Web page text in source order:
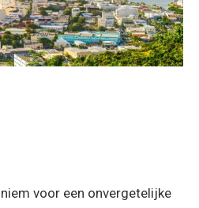
voor een onvergetelijke